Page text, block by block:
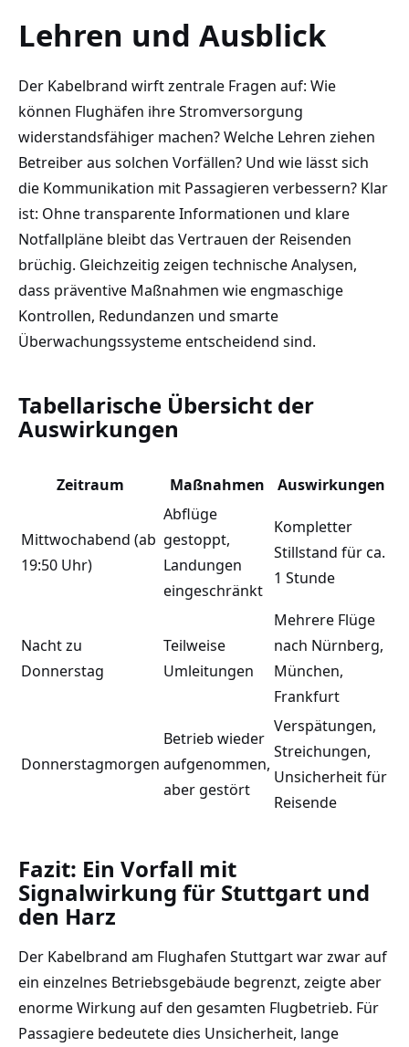
Lehren und Ausblick
Der Kabelbrand wirft zentrale Fragen auf: Wie
können Flughäfen ihre Stromversorgung
widerstandsfähiger machen? Welche Lehren ziehen
Betreiber aus solchen Vorfällen? Und wie lässt sich
die Kommunikation mit Passagieren verbessern? Klar
ist: Ohne transparente Informationen und klare
Notfallpläne bleibt das Vertrauen der Reisenden
brüchig. Gleichzeitig zeigen technische Analysen,
dass präventive Maßnahmen wie engmaschige
Kontrollen, Redundanzen und smarte
Überwachungssysteme entscheidend sind.
Tabellarische Übersicht der
Auswirkungen
Zeitraum Maßnahmen Auswirkungen
Mittwochabend (ab
19:50 Uhr)
Abflüge
gestoppt,
Landungen
eingeschränkt
Kompletter
Stillstand für ca.
1 Stunde
Nacht zu
Donnerstag
Teilweise
Umleitungen
Mehrere Flüge
nach Nürnberg,
München,
Frankfurt
Donnerstagmorgen
Betrieb wieder
aufgenommen,
aber gestört
Verspätungen,
Streichungen,
Unsicherheit für
Reisende
Fazit: Ein Vorfall mit
Signalwirkung für Stuttgart und
den Harz
Der Kabelbrand am Flughafen Stuttgart war zwar auf
ein einzelnes Betriebsgebäude begrenzt, zeigte aber
enorme Wirkung auf den gesamten Flugbetrieb. Für
Passagiere bedeutete dies Unsicherheit, lange